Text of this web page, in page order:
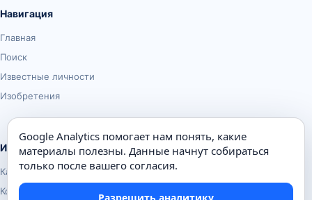
Навигация
Главная
Поиск
Известные личности
Изобретения
Информация
Карта сайта
Контакты
Google Analytics помогает нам понять, какие
материалы полезны. Данные начнут собираться
только после вашего согласия.
Разрешить аналитику